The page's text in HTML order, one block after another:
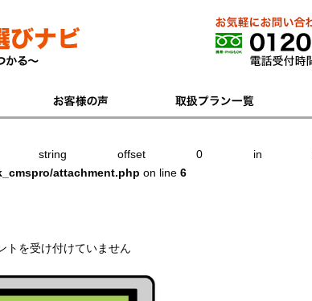
string offset 0 in
attachment.php on line 6
トを受け付けていません